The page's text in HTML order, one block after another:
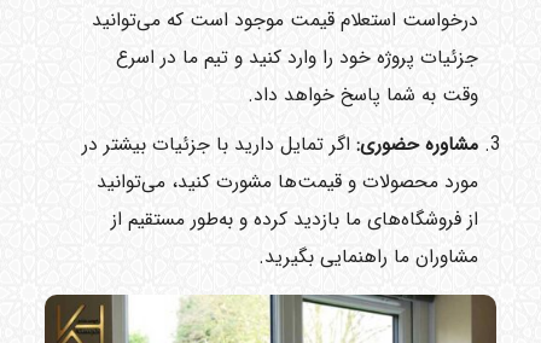
درخواست استعلام قیمت موجود است که می‌توانید
جزئیات پروژه خود را وارد کنید و تیم ما در اسرع
وقت به شما پاسخ خواهد داد.
مشاوره حضوری:اگر تمایل دارید با جزئیات بیشتر در
مورد محصولات و قیمت‌ها مشورت کنید، می‌توانید
از فروشگاه‌های ما بازدید کرده و به‌طور مستقیم از
مشاوران ما راهنمایی بگیرید.